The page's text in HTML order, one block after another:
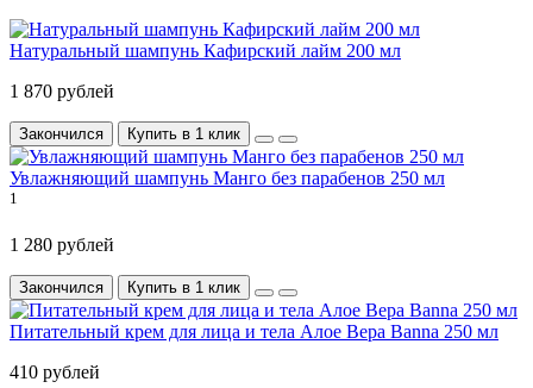
Натуральный шампунь Кафирский лайм 200 мл
1 870 рублей
Закончился Купить в 1 клик
Увлажняющий шампунь Манго без парабенов 250 мл
1
1 280 рублей
Закончился Купить в 1 клик
Питательный крем для лица и тела Алое Вера Banna 250 мл
410 рублей